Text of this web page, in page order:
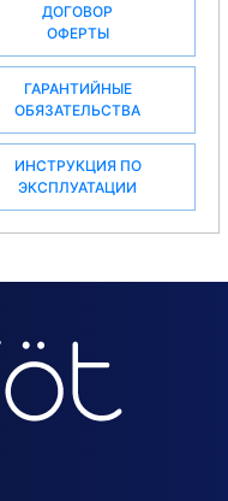
ДОГОВОР
ОФЕРТЫ
ГАРАНТИЙНЫЕ
ОБЯЗАТЕЛЬСТВА
ИНСТРУКЦИЯ ПО
ЭКСПЛУАТАЦИИ